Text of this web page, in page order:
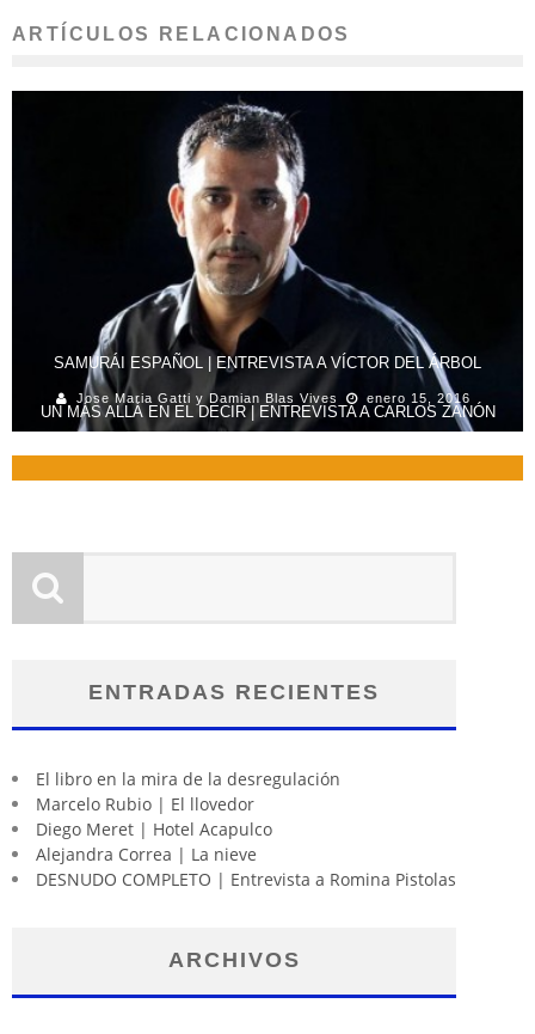
ARTÍCULOS RELACIONADOS
SAMURÁI ESPAÑOL | ENTREVISTA A VÍCTOR DEL ÁRBOL
Jose Maria Gatti y Damian Blas Vives enero 15, 2016
UN MÁS ALLÁ EN EL DECIR | ENTREVISTA A CARLOS ZANÓN
ENTRADAS RECIENTES
El libro en la mira de la desregulación
Marcelo Rubio | El llovedor
Diego Meret | Hotel Acapulco
Alejandra Correa | La nieve
DESNUDO COMPLETO | Entrevista a Romina Pistolas
ARCHIVOS